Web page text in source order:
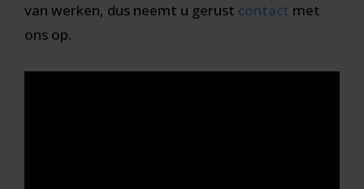
van werken, dus neemt u gerust contact met
ons op.